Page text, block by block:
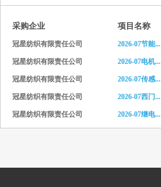
采购企业 项目名称
冠星纺织有限责任公司 2026-07节能...
冠星纺织有限责任公司 2026-07电机...
冠星纺织有限责任公司 2026-07传感...
冠星纺织有限责任公司 2026-07西门...
冠星纺织有限责任公司 2026-07继电...